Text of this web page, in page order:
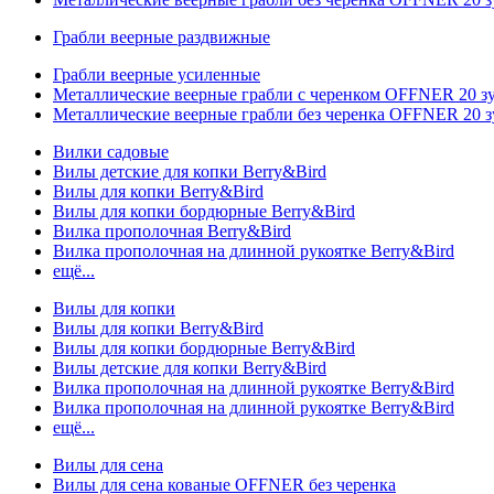
Грабли веерные раздвижные
Грабли веерные усиленные
Металлические веерные грабли с черенком OFFNER 20
Металлические веерные грабли без черенка OFFNER 20
Вилки садовые
Вилы детские для копки Berry&Bird
Вилы для копки Berry&Bird
Вилы для копки бордюрные Berry&Bird
Вилка прополочная Berry&Bird
Вилка прополочная на длинной рукоятке Berry&Bird
ещё...
Вилы для копки
Вилы для копки Berry&Bird
Вилы для копки бордюрные Berry&Bird
Вилы детские для копки Berry&Bird
Вилка прополочная на длинной рукоятке Berry&Bird
Вилка прополочная на длинной рукоятке Berry&Bird
ещё...
Вилы для сена
Вилы для сена кованые OFFNER без черенка